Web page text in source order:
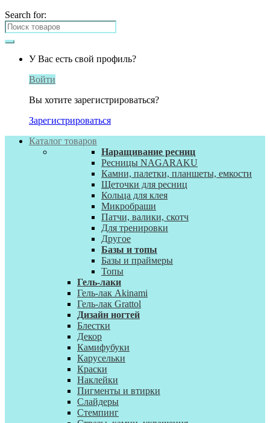
Search for:
У Вас есть свой профиль?
Войти
Вы хотите зарегистрироваться?
Зарегистрироваться
Каталог товаров
Наращивание ресниц
Ресницы NAGARAKU
Камни, палетки, планшеты, емкости
Щеточки для ресниц
Кольца для клея
Микробраши
Патчи, валики, скотч
Для тренировки
Другое
Базы и топы
Базы и праймеры
Топы
Гель-лаки
Гель-лак Akinami
Гель-лак Grattol
Дизайн ногтей
Блестки
Декор
Камифубуки
Карусельки
Краски
Наклейки
Пигменты и втирки
Слайдеры
Стемпинг